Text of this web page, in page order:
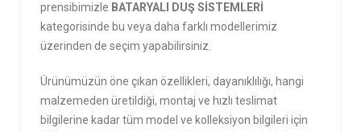
prensibimizle BATARYALI DUŞ SİSTEMLERİ
kategorisinde bu veya daha farklı modellerimiz
üzerinden de seçim yapabilirsiniz.
Ürünümüzün öne çıkan özellikleri, dayanıklılığı, hangi
malzemeden üretildiği, montaj ve hızlı teslimat
bilgilerine kadar tüm model ve kolleksiyon bilgileri için